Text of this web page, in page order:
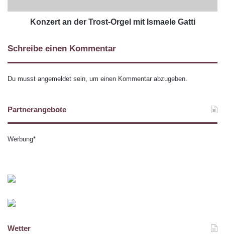
Konzert an der Trost-Orgel mit Ismaele Gatti
Schreibe einen Kommentar
Du musst angemeldet sein, um einen Kommentar abzugeben.
Partnerangebote
Werbung*
Wetter